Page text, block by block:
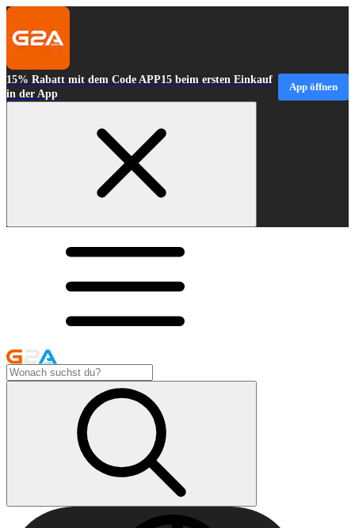
15% Rabatt mit dem Code APP15 beim ersten Einkauf
in der App
App öffnen